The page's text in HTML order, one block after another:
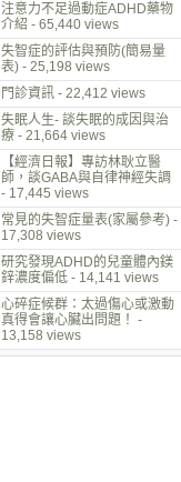
注意力不足過動症ADHD藥物
介紹 - 65,440 views
失智症的評估與預防(簡易量
表)- 25,198 views
門診資訊- 22,412 views
失眠人生- 談失眠的成因與治
療- 21,664 views
【經濟日報】專訪林耿立醫
師，談GABA與自律神經失調
- 17,445 views
常見的失智症量表(家屬參考)-
17,308 views
研究發現ADHD的兒童體內鎂
鋅濃度偏低- 14,141 views
心碎症候群：太過傷心或激動
真得會讓心臟出問題！ -
13,158 views